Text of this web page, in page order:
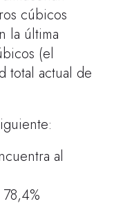
cúbicos
la última
(el
total actual de
al